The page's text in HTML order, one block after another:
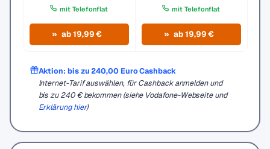
mit Telefonflat
ab 19,99 €
mit Telefonflat
ab 19,99 €
Aktion: bis zu 240,00 Euro Cashback
Internet-Tarif auswählen, für Cashback anmelden und
bis zu 240 € bekommen (siehe Vodafone-Webseite und
Erklärung hier)